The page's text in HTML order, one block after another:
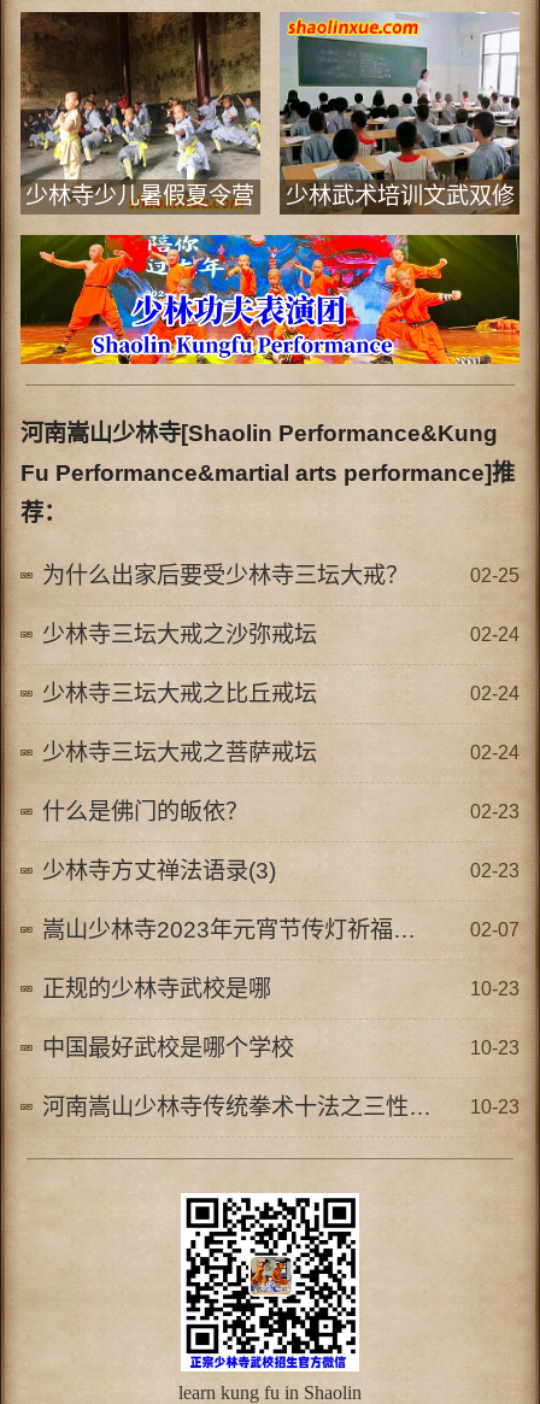
少林寺少儿暑假夏令营
少林武术培训文武双修
班
河南嵩山少林寺[Shaolin Performance&Kung
Fu Performance&martial arts performance]推
荐：
为什么出家后要受少林寺三坛大戒？ 02-25
少林寺三坛大戒之沙弥戒坛 02-24
少林寺三坛大戒之比丘戒坛 02-24
少林寺三坛大戒之菩萨戒坛 02-24
什么是佛门的皈依？ 02-23
少林寺方丈禅法语录(3) 02-23
嵩山少林寺2023年元宵节传灯祈福法会 02-07
正规的少林寺武校是哪 10-23
中国最好武校是哪个学校 10-23
河南嵩山少林寺传统拳术十法之三性调养法 10-23
learn kung fu in Shaolin